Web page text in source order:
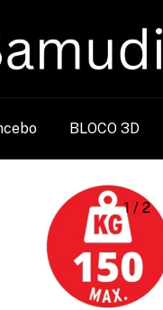
BLOCO 3D
1 / 2